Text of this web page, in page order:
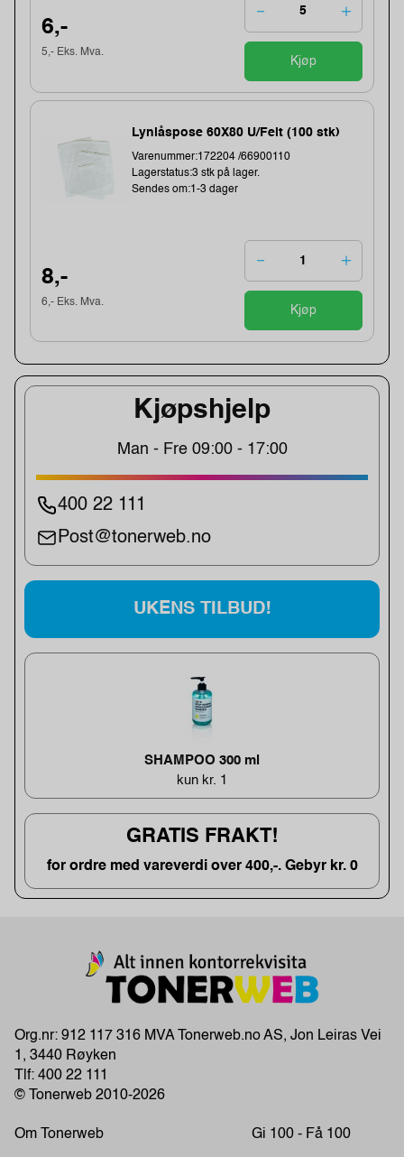
Kjøpshjelp
Man - Fre 09:00 - 17:00
400 22 111
Post@tonerweb.no
UKENS TILBUD!
SHAMPOO 300 ml
kun kr. 1
GRATIS FRAKT!
for ordre med vareverdi over 400,-. Gebyr kr. 0
6,-
5,- Eks. Mva.
Kjøp
Lynlåspose 60X80 U/Felt (100 stk)
Varenummer:172204 /66900110
Lagerstatus:3 stk på lager.
Sendes om:1-3 dager
8,-
6,- Eks. Mva.
Kjøp
Org.nr: 912 117 316 MVA Tonerweb.no AS, Jon Leiras Vei
1, 3440 Røyken
Tlf: 400 22 111
© Tonerweb 2010-2026
Om Tonerweb Gi 100 - Få 100